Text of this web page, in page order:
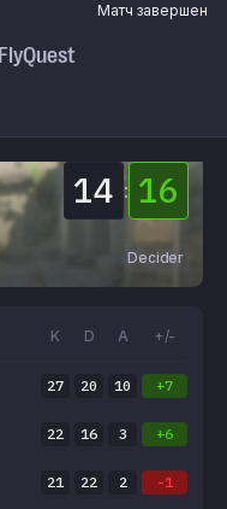
Матч завершен
FlyQuest
14 : 16
Decider
K D A +/-
27 20 10 +7
22 16 3 +6
21 22 2 -1